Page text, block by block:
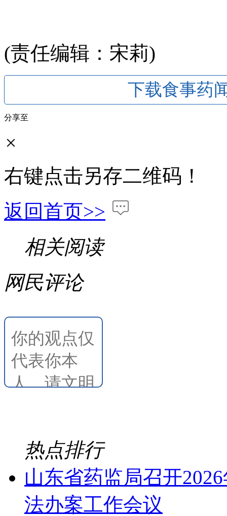
(责任编辑：宋莉)
下载食事药
分享至
×
右键点击另存二维码！
返回首页>>
相关阅读
网民评论
热点排行
山东省药监局召开
法办案工作会议